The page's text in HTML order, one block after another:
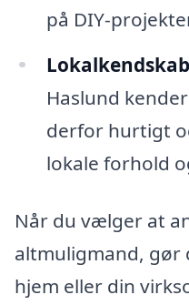
på DIY-
Haslund
derfor hurtigt
lokale forhold
Når du vælger at
altmuligmand, gør
hjem eller din